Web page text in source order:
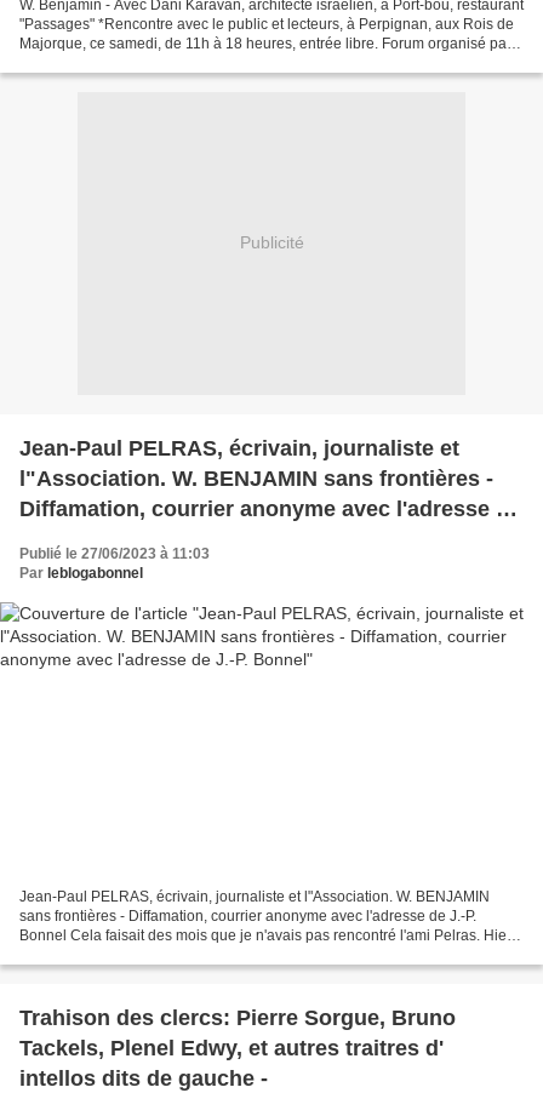
W. Benjamin - Avec Dani Karavan, architecte israélien, à Port-bou, restaurant
"Passages" *Rencontre avec le public et lecteurs, à Perpignan, aux Rois de
Majorque, ce samedi, de 11h à 18 heures, entrée libre. Forum organisé par
Publicité
Jean-Paul PELRAS, écrivain, journaliste et
l"Association. W. BENJAMIN sans frontières -
Diffamation, courrier anonyme avec l'adresse de
Publié le 27/06/2023 à 11:03
Par leblogabonnel
Jean-Paul PELRAS, écrivain, journaliste et l"Association. W. BENJAMIN
sans frontières - Diffamation, courrier anonyme avec l'adresse de J.-P.
Bonnel Cela faisait des mois que je n'avais pas rencontré l'ami Pelras. Hier,
Trahison des clercs: Pierre Sorgue, Bruno
Tackels, Plenel Edwy, et autres traitres d'
intellos dits de gauche -